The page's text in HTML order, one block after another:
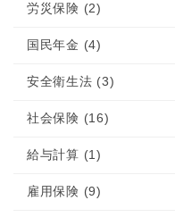
労災保険 (2)
国民年金 (4)
安全衛生法 (3)
社会保険 (16)
給与計算 (1)
雇用保険 (9)